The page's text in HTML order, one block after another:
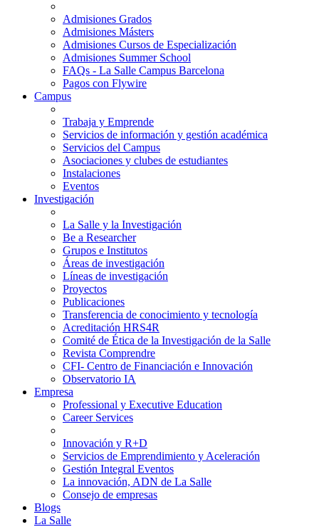
Admisiones Grados
Admisiones Másters
Admisiones Cursos de Especialización
Admisiones Summer School
FAQs - La Salle Campus Barcelona
Pagos con Flywire
Campus
Trabaja y Emprende
Servicios de información y gestión académica
Servicios del Campus
Asociaciones y clubes de estudiantes
Instalaciones
Eventos
Investigación
La Salle y la Investigación
Be a Researcher
Grupos e Institutos
Áreas de investigación
Líneas de investigación
Proyectos
Publicaciones
Transferencia de conocimiento y tecnología
Acreditación HRS4R
Comité de Ética de la Investigación de la Salle
Revista Comprendre
CFI- Centro de Financiación e Innovación
Observatorio IA
Empresa
Professional y Executive Education
Career Services
Innovación y R+D
Servicios de Emprendimiento y Aceleración
Gestión Integral Eventos
La innovación, ADN de La Salle
Consejo de empresas
Blogs
La Salle